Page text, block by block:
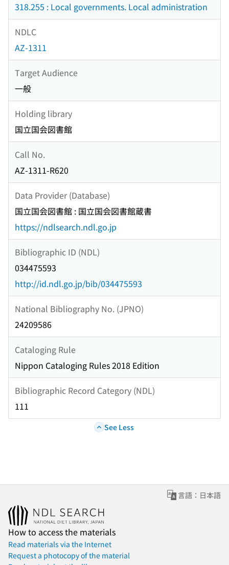
318.255 : Local governments. Local administration
NDLC
AZ-1311
Target Audience
一般
Holding library
国立国会図書館
Call No.
AZ-1311-R620
Data Provider (Database)
国立国会図書館 : 国立国会図書館蔵書
https://ndlsearch.ndl.go.jp
Bibliographic ID (NDL)
034475593
http://id.ndl.go.jp/bib/034475593
National Bibliography No. (JPNO)
24209586
Cataloging Rule
Nippon Cataloging Rules 2018 Edition
Bibliographic Record Category (NDL)
111
See Less
言語：日本語
How to access the materials
Read materials via the Internet
Request a photocopy of the material